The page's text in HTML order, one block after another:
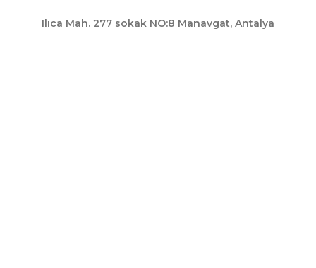
Ilıca Mah. 277 sokak NO:8 Manavgat, Antalya